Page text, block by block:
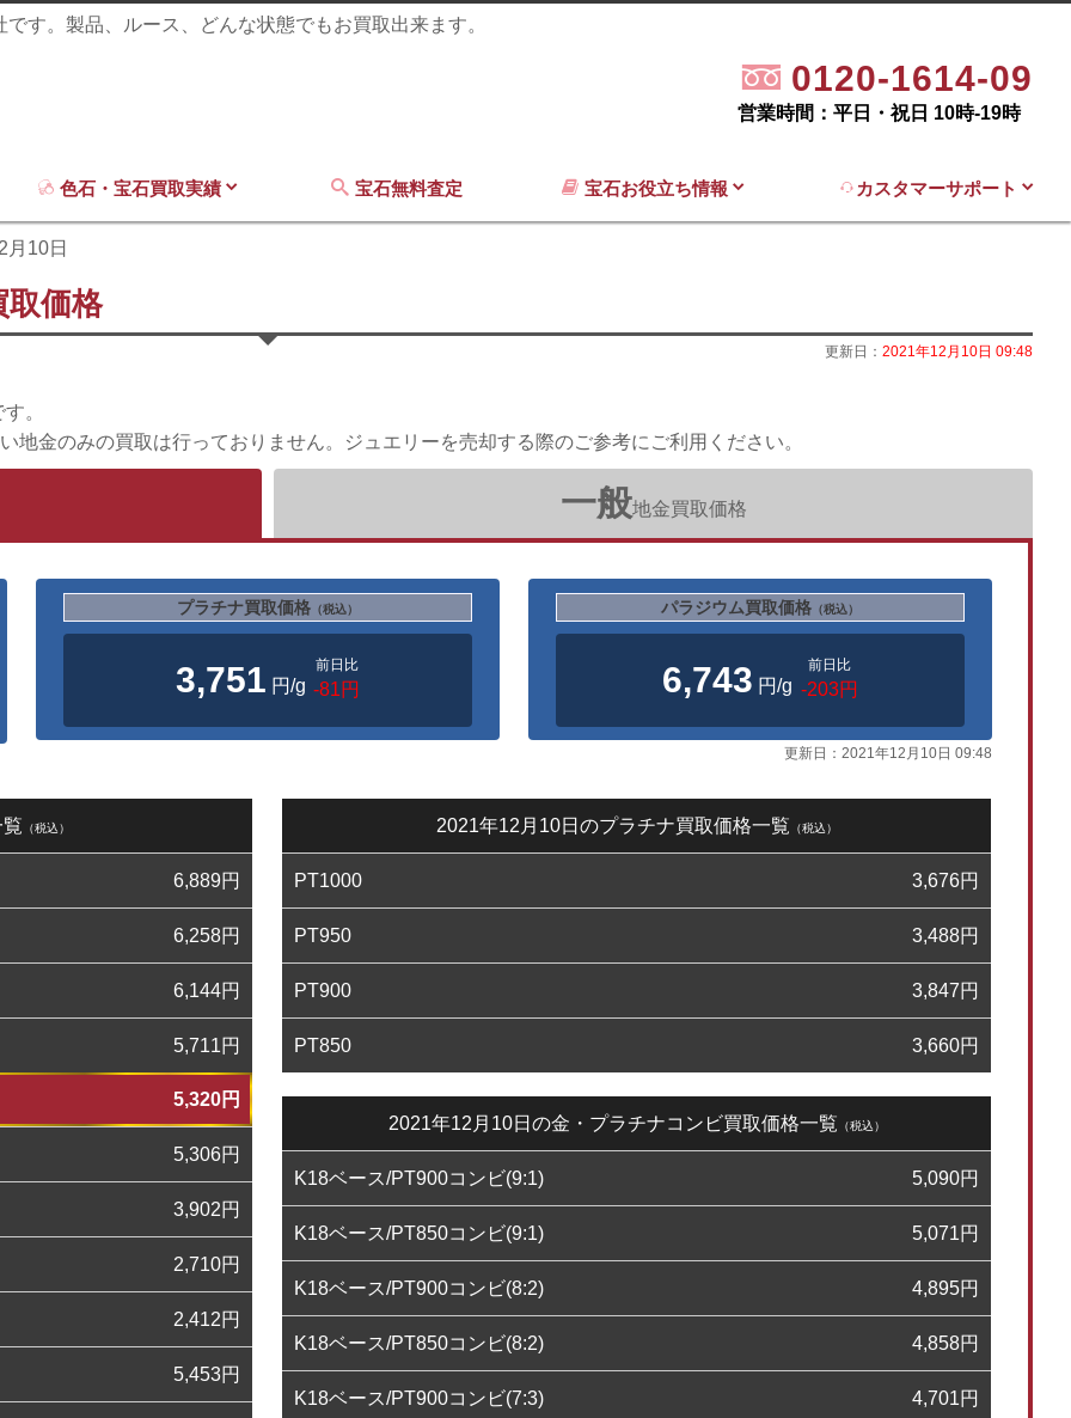
す。製品、ルース、どんな状態でもお買取出来ます。
0120-1614-09
営業時間：平日・祝日 10時-19時
色石・宝石買取実績 宝石無料査定 宝石お役立ち情報 カスタマーサポート
月10日
取価格
更新日： 2021年12月10日 09:48
す。
金のみの買取は行っておりません。ジュエリーを売却する際のご参考にご利用ください。
一般地金買取価格
プラチナ買取価格（税込）
3,751 円/g
前日比
-81円
パラジウム買取価格 （税込）
6,743 円/g
前日比
-203円
更新日： 2021年12月10日 09:48
（税込）
6,889円
6,258円
6,144円
5,711円
5,320円
5,306円
3,902円
2,710円
2,412円
5,453円
2021年12月10日のプラチナ買取価格一覧 （税込）
PT1000 3,676円
PT950 3,488円
PT900 3,847円
PT850 3,660円
2021年12月10日の金・プラチナコンビ買取価格一覧 （税込）
K18ベース/PT900コンビ(9:1) 5,090円
K18ベース/PT850コンビ(9:1) 5,071円
K18ベース/PT900コンビ(8:2) 4,895円
K18ベース/PT850コンビ(8:2) 4,858円
K18ベース/PT900コンビ(7:3) 4,701円